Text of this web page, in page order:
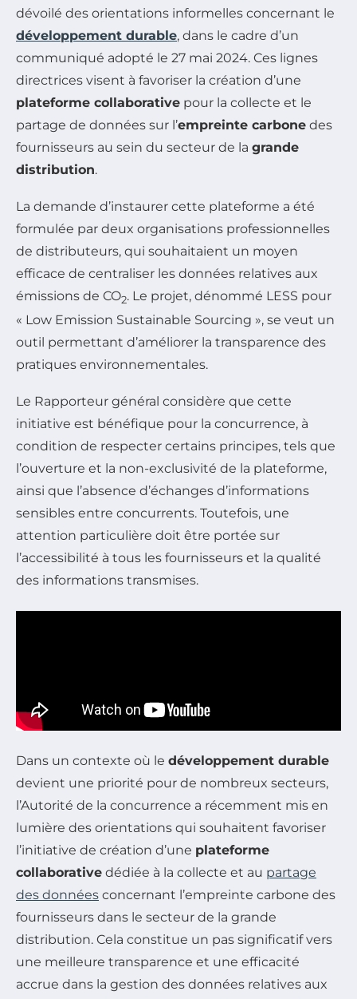
dévoilé des orientations informelles concernant le
développement durable, dans le cadre d’un
communiqué adopté le 27 mai 2024. Ces lignes
directrices visent à favoriser la création d’une
plateforme collaborative pour la collecte et le
partage de données sur l’empreinte carbone des
fournisseurs au sein du secteur de la grande
distribution.
La demande d’instaurer cette plateforme a été
formulée par deux organisations professionnelles
de distributeurs, qui souhaitaient un moyen
efficace de centraliser les données relatives aux
émissions de CO2. Le projet, dénommé LESS pour
« Low Emission Sustainable Sourcing », se veut un
outil permettant d’améliorer la transparence des
pratiques environnementales.
Le Rapporteur général considère que cette
initiative est bénéfique pour la concurrence, à
condition de respecter certains principes, tels que
l’ouverture et la non-exclusivité de la plateforme,
ainsi que l’absence d’échanges d’informations
sensibles entre concurrents. Toutefois, une
attention particulière doit être portée sur
l’accessibilité à tous les fournisseurs et la qualité
des informations transmises.
Dans un contexte où le développement durable
devient une priorité pour de nombreux secteurs,
l’Autorité de la concurrence a récemment mis en
lumière des orientations qui souhaitent favoriser
l’initiative de création d’une plateforme
collaborative dédiée à la collecte et au partage
des données concernant l’empreinte carbone des
fournisseurs dans le secteur de la grande
distribution. Cela constitue un pas significatif vers
une meilleure transparence et une efficacité
accrue dans la gestion des données relatives aux